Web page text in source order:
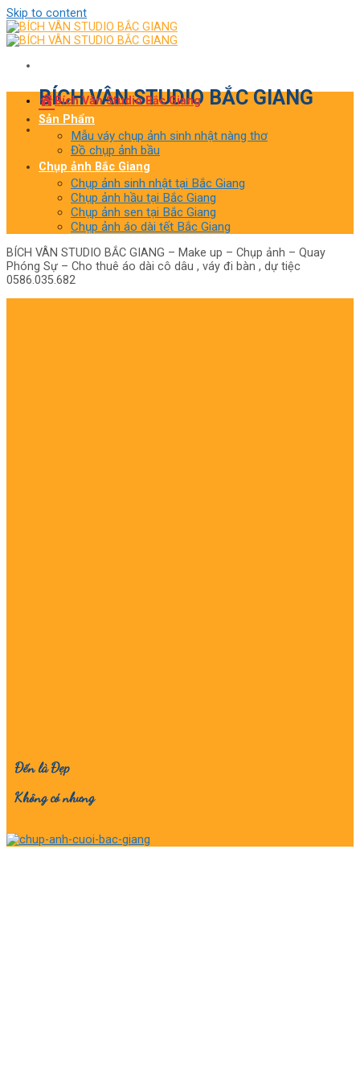
Skip to content
BÍCH VÂN STUDIO BẮC GIANG
Bích Vân Studio Bắc Giang
Sản Phẩm
Mẫu váy chụp ảnh sinh nhật nàng thơ
Đồ chụp ảnh bầu
Chụp ảnh Bắc Giang
Chụp ảnh sinh nhật tại Bắc Giang
Chụp ảnh hầu tại Bắc Giang
Chụp ảnh sen tại Bắc Giang
Chụp ảnh áo dài tết Bắc Giang
BÍCH VÂN STUDIO BẮC GIANG – Make up – Chụp ảnh – Quay
Phóng Sự – Cho thuê áo dài cô dâu , váy đi bàn , dự tiệc
0586.035.682
Đến là Đẹp
Không có nhưng